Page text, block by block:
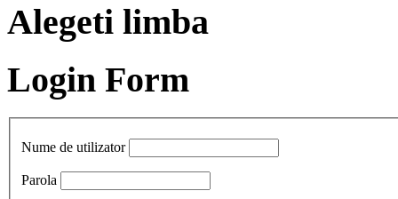
Alegeti limba
Login Form
Nume de utilizator
Parola